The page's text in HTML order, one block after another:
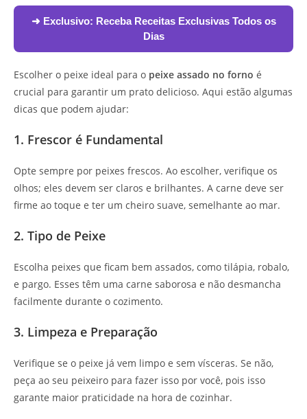
➜ Exclusivo: Receba Receitas Exclusivas Todos os
Dias
Escolher o peixe ideal para o peixe assado no forno é
crucial para garantir um prato delicioso. Aqui estão algumas
dicas que podem ajudar:
1. Frescor é Fundamental
Opte sempre por peixes frescos. Ao escolher, verifique os
olhos; eles devem ser claros e brilhantes. A carne deve ser
firme ao toque e ter um cheiro suave, semelhante ao mar.
2. Tipo de Peixe
Escolha peixes que ficam bem assados, como tilápia, robalo,
e pargo. Esses têm uma carne saborosa e não desmancha
facilmente durante o cozimento.
3. Limpeza e Preparação
Verifique se o peixe já vem limpo e sem vísceras. Se não,
peça ao seu peixeiro para fazer isso por você, pois isso
garante maior praticidade na hora de cozinhar.